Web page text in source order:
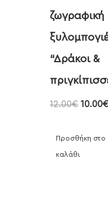
ζωγραφική
“Δράκοι &
12.00€ 10.00
Προσθήκη στο
καλάθι